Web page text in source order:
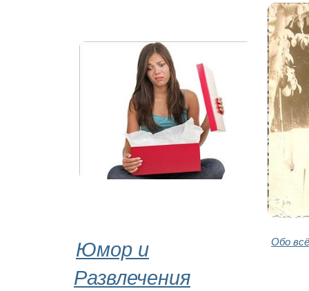
Юмор и
Развлечения
Обо